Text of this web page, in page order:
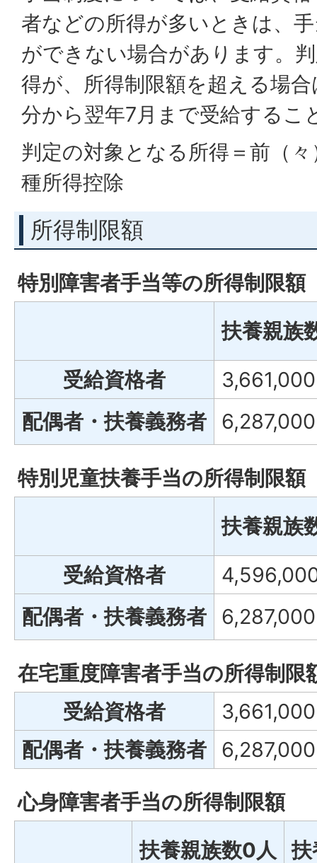
者などの所得が多いときは、
ができない場合があります。
得が、所得制限額を超える場
分から翌年7月まで受給するこ
判定の対象となる所得＝前（
種所得控除
所得制限額
特別障害者手当等の所得制限額
扶養親族
受給資格者
配偶者・扶養義務者
特別児童扶養手当の所得制限額
扶養親族
受給資格者
配偶者・扶養義務者
在宅重度障害者手当の所得制限
受給資格者
配偶者・扶養義務者
心身障害者手当の所得制限額
扶養親族数0人
扶